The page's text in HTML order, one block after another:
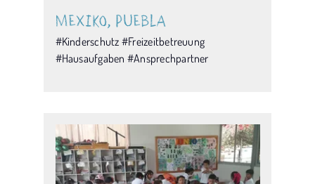
Mexiko, Puebla
#Kinderschutz #Freizeitbetreuung
#Hausaufgaben #Ansprechpartner